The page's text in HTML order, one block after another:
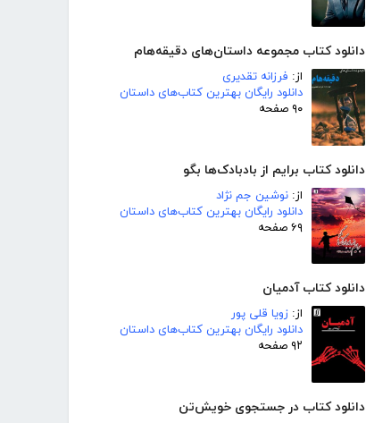
دانلود کتاب مجموعه داستان‌های دقیقه‌هام
از: فرزانه تقدیری
دانلود رایگان بهترین کتاب‌های داستان
۹۰ صفحه
دانلود کتاب برایم از بادبادک‌ها بگو
از: نوشین جم نژاد
دانلود رایگان بهترین کتاب‌های داستان
۶۹ صفحه
دانلود کتاب آدمیان
از: زویا قلی پور
دانلود رایگان بهترین کتاب‌های داستان
۹۲ صفحه
دانلود کتاب در جستجوی خویش‌تن